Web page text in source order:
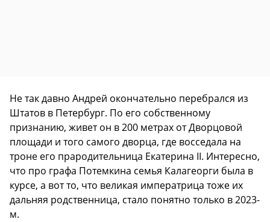
Не так давно Андрей окончательно перебрался из
Штатов в Петербург. По его собственному
признанию, живет он в 200 метрах от Дворцовой
площади и того самого дворца, где восседала на
троне его прародительница Екатерина II. Интересно,
что про графа Потемкина семья Калагеорги была в
курсе, а вот то, что великая императрица тоже их
дальняя родственница, стало понятно только в 2023-
м.